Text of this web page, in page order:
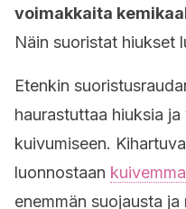
voimakkaita
Näin suoristat hiukset
Etenkin
haurastuttaa hiuksia
kuivumiseen.
luonnostaan
enemmän suojausta